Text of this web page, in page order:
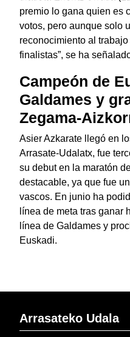
premio lo gana quien es
votos, pero aunque solo
reconocimiento al
finalistas”, se ha
Campeón de
Galdames y
Zegama-
Asier Azkarate llegó en
Arrasate-Udalatx, fue
su debut en la maratón
destacable, ya que fue
vascos. En junio ha
línea de meta tras ganar
línea de Galdames y
Euskadi.
Arrasateko Udala